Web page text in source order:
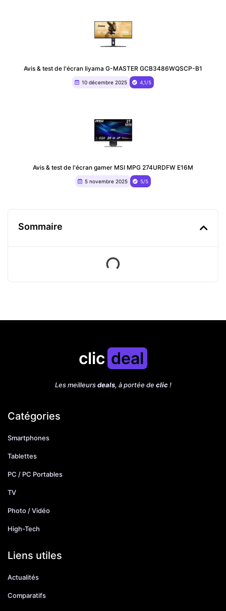
Avis & test de l'écran Iiyama G-MASTER GCB3486WQSCP-B1
10 décembre 2025 4,1/5
Avis & test de l'écran gamer MSI MPG 274URDFW E16M
5 novembre 2025 5/5
Sommaire
clic deal
Les meilleursdeals, à portée de clic!
Catégories
Smartphones
Tablettes
PC / PC Portables
TV
Photo / Vidéo
High-Tech
Liens utiles
Actualités
Comparatifs